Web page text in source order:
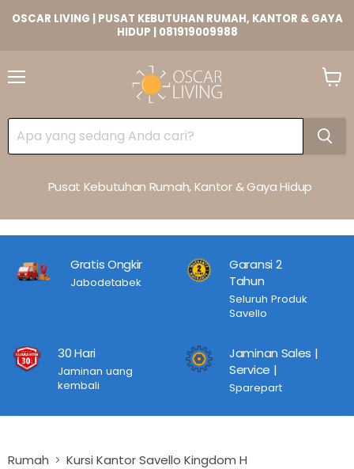
OSCAR LIVING | PUSAT KEBUTUHAN RUMAH, KANTOR & GAYA
HIDUP | 081919009988
Pusat Kebutuhan Rumah, Kantor & Gaya Hidup
Gratis Ongkir
Jabodetabek
Garansi 2
Tahun
Seluruh Produk
Savello
30 Hari
Jaminan uang
kembali
Jaminan Sales |
Service |
Sparepart
Rumah Kursi Kantor Savello Kingdom H